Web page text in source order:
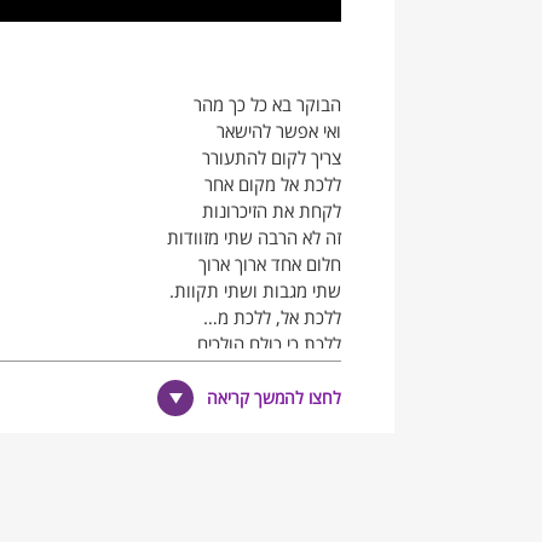
הבוקר בא כל כך מהר
ואי אפשר להישאר
צריך לקום להתעורר
ללכת אל מקום אחר
לקחת את הזיכרונות
זה לא הרבה שתי מזוודות
חלום אחד ארוך ארוך
שתי מגבות ושתי תקוות.
ללכת אל, ללכת מ…
ללכת כי כולם הולכים
ממה בעצם הם בורחים.
לחצו להמשך קריאה